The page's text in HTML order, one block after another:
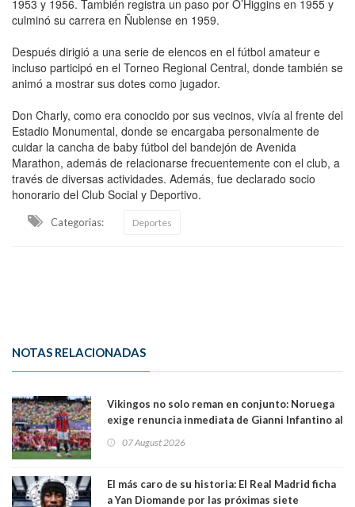
1953 y 1956. También registra un paso por O’Higgins en 1955 y
culminó su carrera en Ñublense en 1959.
Después dirigió a una serie de elencos en el fútbol amateur e
incluso participó en el Torneo Regional Central, donde también se
animó a mostrar sus dotes como jugador.
Don Charly, como era conocido por sus vecinos, vivía al frente del
Estadio Monumental, donde se encargaba personalmente de
cuidar la cancha de baby fútbol del bandejón de Avenida
Marathon, además de relacionarse frecuentemente con el club, a
través de diversas actividades. Además, fue declarado socio
honorario del Club Social y Deportivo.
Categorias: Deportes
NOTAS RELACIONADAS
Vikingos no solo reman en conjunto: Noruega
exige renuncia inmediata de Gianni Infantino al
07 August 2026
El más caro de su historia: El Real Madrid ficha
a Yan Diomande por las próximas siete